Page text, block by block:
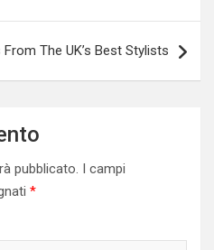
The UK’s Best Stylists
pubblicato. I campi
*